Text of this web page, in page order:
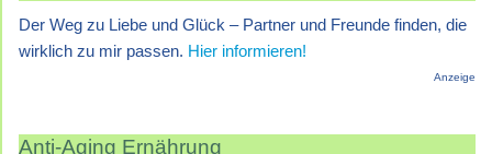
Der Weg zu Liebe und Glück – Partner und Freunde finden, die
wirklich zu mir passen. Hier informieren!
Anzeige
Anti-Aging Ernährung